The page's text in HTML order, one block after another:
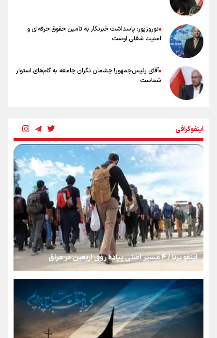
عالمی: جام جهانی از مرحله حذفی جان گرفت/ درباره شیوه بازی تیم ملی
نقد وجود دارد
نوروزپور: پاسداشت خبرنگار به تامین حقوق حرفه‌ای و
امنیت شغلی اوست
آقای رئیس‌جمهور! چشمان نگران جامعه به گام‌های استوار
شماست
بنزین؛ تدبیری برای حفظ امنیت انرژی
«هورامان»؛ میراثی که جهان را شیفته کرد
شکستگیِ بزرگ؛ روایتِ یک استخوان، یک نسل، یک توهم!
رسانه ملی و حق مردم برای شنیدن صدای رئیس‌جمهوری
روایت ایران از کنار مردم
اینفوگرافی
اینفو برنا / ۴ مسیر اصلی پیاده روی اربعین در عراق